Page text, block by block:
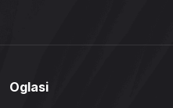
Oglasi